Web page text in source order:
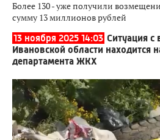
Более 130 - уже получили
сумму 13 миллионов рублей
13 ноября 2025 14:03 Ситуация
Ивановской области находится
департамента ЖКХ